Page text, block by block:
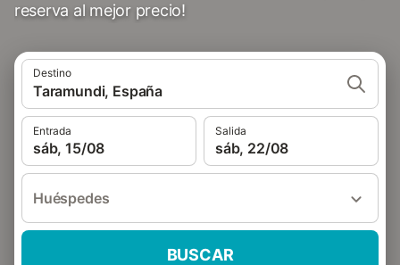
reserva al mejor precio!
Destino
Taramundi, España
Entrada
sáb, 15/08
Salida
sáb, 22/08
Huéspedes
BUSCAR